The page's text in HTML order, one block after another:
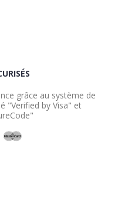
grâce au système de
"Verified by Visa" et